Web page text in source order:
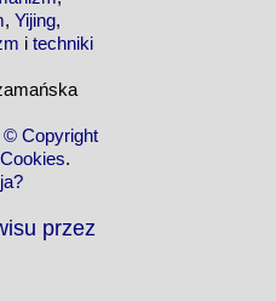
, Yijing,
i techniki
© Copyright
Cookies.
przez